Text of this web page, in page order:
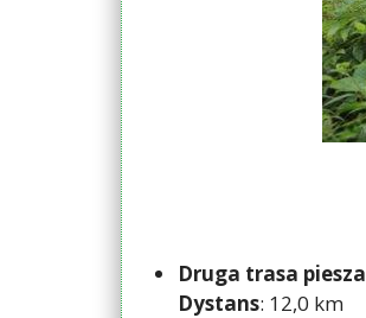
Druga trasa piesza
Dystans: 12,0 km